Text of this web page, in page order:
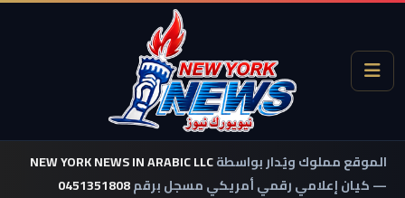
الموقع مملوك ويُدار بواسطةNEW YORK NEWS IN ARABIC LLC
— كيان إعلامي رقمي أمريكي مسجل برقم0451351808